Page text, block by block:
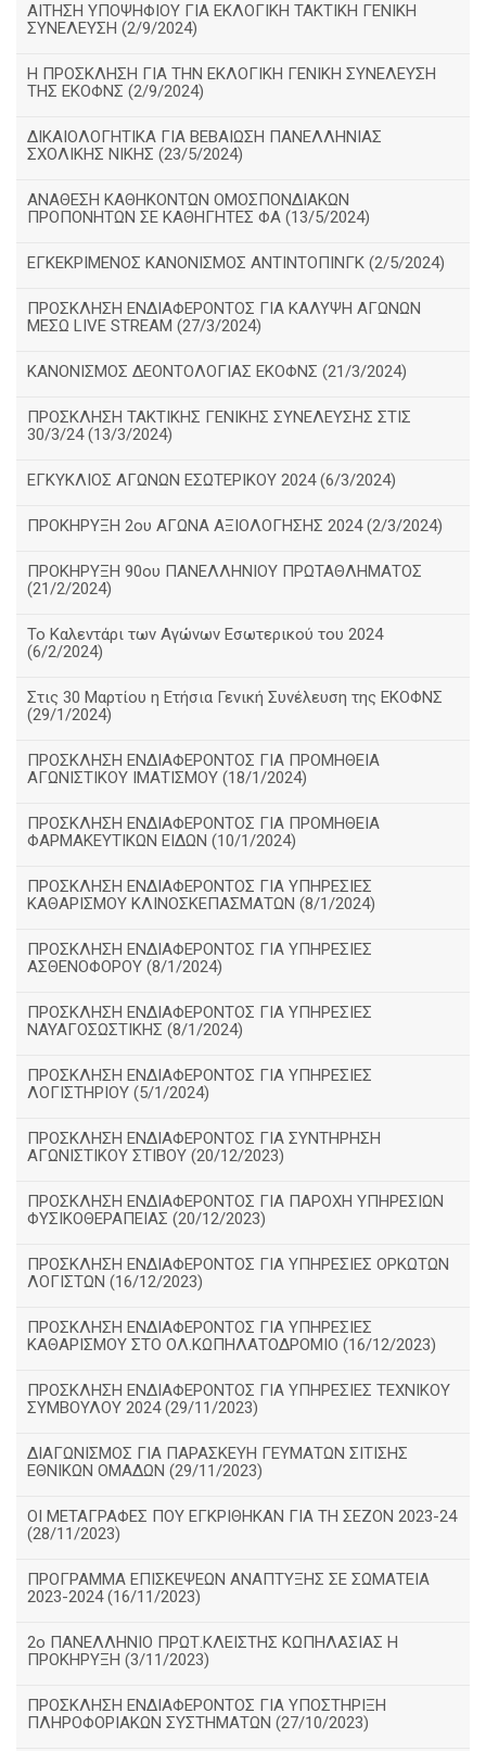
ΑΙΤΗΣΗ ΥΠΟΨΗΦΙΟΥ ΓΙΑ ΕΚΛΟΓΙΚΗ ΤΑΚΤΙΚΗ ΓΕΝΙΚΗ
ΣΥΝΕΛΕΥΣΗ (2/9/2024)
Η ΠΡΟΣΚΛΗΣΗ ΓΙΑ ΤΗΝ ΕΚΛΟΓΙΚΗ ΓΕΝΙΚΗ ΣΥΝΕΛΕΥΣΗ
ΤΗΣ ΕΚΟΦΝΣ (2/9/2024)
ΔΙΚΑΙΟΛΟΓΗΤΙΚΑ ΓΙΑ ΒΕΒΑΙΩΣΗ ΠΑΝΕΛΛΗΝΙΑΣ
ΣΧΟΛΙΚΗΣ ΝΙΚΗΣ (23/5/2024)
ΑΝΑΘΕΣΗ ΚΑΘΗΚΟΝΤΩΝ ΟΜΟΣΠΟΝΔΙΑΚΩΝ
ΠΡΟΠΟΝΗΤΩΝ ΣΕ ΚΑΘΗΓΗΤΕΣ ΦΑ (13/5/2024)
ΕΓΚΕΚΡΙΜΕΝΟΣ ΚΑΝΟΝΙΣΜΟΣ ΑΝΤΙΝΤΟΠΙΝΓΚ (2/5/2024)
ΠΡΟΣΚΛΗΣΗ ΕΝΔΙΑΦΕΡΟΝΤΟΣ ΓΙΑ ΚΑΛΥΨΗ ΑΓΩΝΩΝ
ΜΕΣΩ LIVE STREAM (27/3/2024)
ΚΑΝΟΝΙΣΜΟΣ ΔΕΟΝΤΟΛΟΓΙΑΣ ΕΚΟΦΝΣ (21/3/2024)
ΠΡΟΣΚΛΗΣΗ ΤΑΚΤΙΚΗΣ ΓΕΝΙΚΗΣ ΣΥΝΕΛΕΥΣΗΣ ΣΤΙΣ
30/3/24 (13/3/2024)
ΕΓΚΥΚΛΙΟΣ ΑΓΩΝΩΝ ΕΣΩΤΕΡΙΚΟΥ 2024 (6/3/2024)
ΠΡΟΚΗΡΥΞΗ 2ου ΑΓΩΝΑ ΑΞΙΟΛΟΓΗΣΗΣ 2024 (2/3/2024)
ΠΡΟΚΗΡΥΞΗ 90ου ΠΑΝΕΛΛΗΝΙΟΥ ΠΡΩΤΑΘΛΗΜΑΤΟΣ
(21/2/2024)
Το Καλεντάρι των Αγώνων Εσωτερικού του 2024
(6/2/2024)
Στις 30 Μαρτίου η Ετήσια Γενική Συνέλευση της ΕΚΟΦΝΣ
(29/1/2024)
ΠΡΟΣΚΛΗΣΗ ΕΝΔΙΑΦΕΡΟΝΤΟΣ ΓΙΑ ΠΡΟΜΗΘΕΙΑ
ΑΓΩΝΙΣΤΙΚΟΥ ΙΜΑΤΙΣΜΟΥ (18/1/2024)
ΠΡΟΣΚΛΗΣΗ ΕΝΔΙΑΦΕΡΟΝΤΟΣ ΓΙΑ ΠΡΟΜΗΘΕΙΑ
ΦΑΡΜΑΚΕΥΤΙΚΩΝ ΕΙΔΩΝ (10/1/2024)
ΠΡΟΣΚΛΗΣΗ ΕΝΔΙΑΦΕΡΟΝΤΟΣ ΓΙΑ ΥΠΗΡΕΣΙΕΣ
ΚΑΘΑΡΙΣΜΟΥ ΚΛΙΝΟΣΚΕΠΑΣΜΑΤΩΝ (8/1/2024)
ΠΡΟΣΚΛΗΣΗ ΕΝΔΙΑΦΕΡΟΝΤΟΣ ΓΙΑ ΥΠΗΡΕΣΙΕΣ
ΑΣΘΕΝΟΦΟΡΟΥ (8/1/2024)
ΠΡΟΣΚΛΗΣΗ ΕΝΔΙΑΦΕΡΟΝΤΟΣ ΓΙΑ ΥΠΗΡΕΣΙΕΣ
ΝΑΥΑΓΟΣΩΣΤΙΚΗΣ (8/1/2024)
ΠΡΟΣΚΛΗΣΗ ΕΝΔΙΑΦΕΡΟΝΤΟΣ ΓΙΑ ΥΠΗΡΕΣΙΕΣ
ΛΟΓΙΣΤΗΡΙΟΥ (5/1/2024)
ΠΡΟΣΚΛΗΣΗ ΕΝΔΙΑΦΕΡΟΝΤΟΣ ΓΙΑ ΣΥΝΤΗΡΗΣΗ
ΑΓΩΝΙΣΤΙΚΟΥ ΣΤΙΒΟΥ (20/12/2023)
ΠΡΟΣΚΛΗΣΗ ΕΝΔΙΑΦΕΡΟΝΤΟΣ ΓΙΑ ΠΑΡΟΧΗ ΥΠΗΡΕΣΙΩΝ
ΦΥΣΙΚΟΘΕΡΑΠΕΙΑΣ (20/12/2023)
ΠΡΟΣΚΛΗΣΗ ΕΝΔΙΑΦΕΡΟΝΤΟΣ ΓΙΑ ΥΠΗΡΕΣΙΕΣ ΟΡΚΩΤΩΝ
ΛΟΓΙΣΤΩΝ (16/12/2023)
ΠΡΟΣΚΛΗΣΗ ΕΝΔΙΑΦΕΡΟΝΤΟΣ ΓΙΑ ΥΠΗΡΕΣΙΕΣ
ΚΑΘΑΡΙΣΜΟΥ ΣΤΟ ΟΛ.ΚΩΠΗΛΑΤΟΔΡΟΜΙΟ (16/12/2023)
ΠΡΟΣΚΛΗΣΗ ΕΝΔΙΑΦΕΡΟΝΤΟΣ ΓΙΑ ΥΠΗΡΕΣΙΕΣ ΤΕΧΝΙΚΟΥ
ΣΥΜΒΟΥΛΟΥ 2024 (29/11/2023)
ΔΙΑΓΩΝΙΣΜΟΣ ΓΙΑ ΠΑΡΑΣΚΕΥΗ ΓΕΥΜΑΤΩΝ ΣΙΤΙΣΗΣ
ΕΘΝΙΚΩΝ ΟΜΑΔΩΝ (29/11/2023)
ΟΙ ΜΕΤΑΓΡΑΦΕΣ ΠΟΥ ΕΓΚΡΙΘΗΚΑΝ ΓΙΑ ΤΗ ΣΕΖΟΝ 2023-24
(28/11/2023)
ΠΡΟΓΡΑΜΜΑ ΕΠΙΣΚΕΨΕΩΝ ΑΝΑΠΤΥΞΗΣ ΣΕ ΣΩΜΑΤΕΙΑ
2023-2024 (16/11/2023)
2ο ΠΑΝΕΛΛΗΝΙΟ ΠΡΩΤ.ΚΛΕΙΣΤΗΣ ΚΩΠΗΛΑΣΙΑΣ Η
ΠΡΟΚΗΡΥΞΗ (3/11/2023)
ΠΡΟΣΚΛΗΣΗ ΕΝΔΙΑΦΕΡΟΝΤΟΣ ΓΙΑ ΥΠΟΣΤΗΡΙΞΗ
ΠΛΗΡΟΦΟΡΙΑΚΩΝ ΣΥΣΤΗΜΑΤΩΝ (27/10/2023)